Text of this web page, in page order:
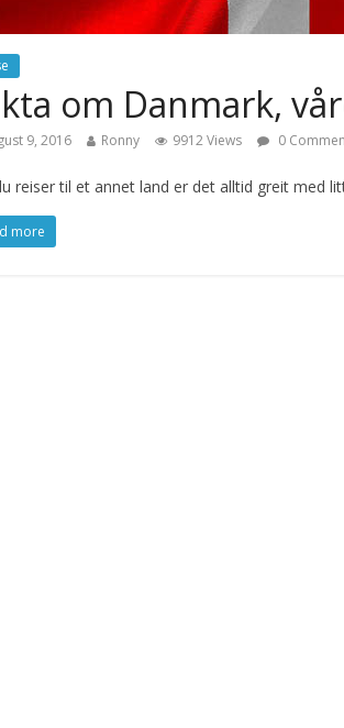
om Danmark,
9, 2016 Ronny 9912 Views 0
reiser til et annet land er det alltid greit med
more